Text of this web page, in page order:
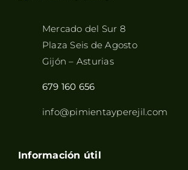
Mercado del Sur 8
Plaza Seis de Agosto
Gijón – Asturias
679 160 656
info@pimientayperejil.com
Información útil